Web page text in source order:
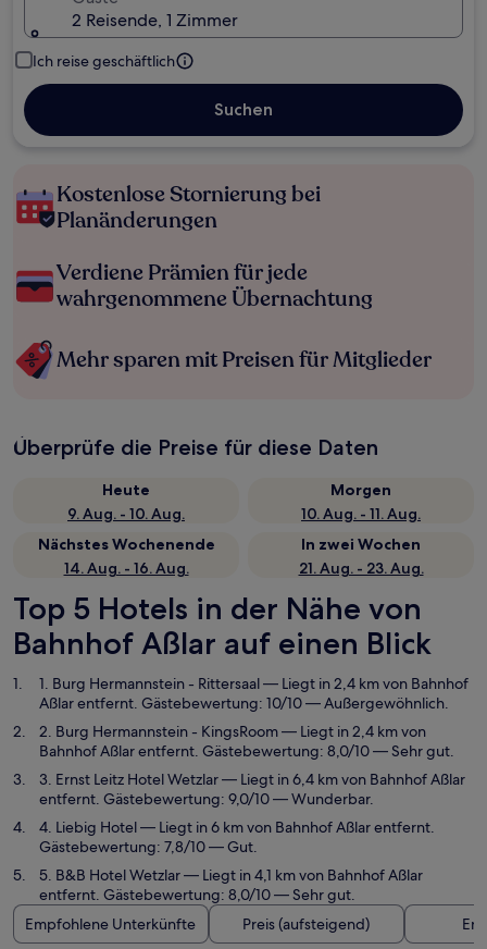
2 Reisende, 1 Zimmer
Ich reise geschäftlich
Suchen
Kostenlose Stornierung bei
Planänderungen
Verdiene Prämien für jede
wahrgenommene Übernachtung
Mehr sparen mit Preisen für Mitglieder
Überprüfe die Preise für diese Daten
Heute
9. Aug. - 10. Aug.
Morgen
10. Aug. - 11. Aug.
Nächstes Wochenende
14. Aug. - 16. Aug.
In zwei Wochen
21. Aug. - 23. Aug.
Top 5 Hotels in der Nähe von
Bahnhof Aßlar auf einen Blick
1. Burg Hermannstein - Rittersaal— Liegt in 2,4 km von Bahnhof
Aßlar entfernt. Gästebewertung: 10/10 — Außergewöhnlich.
2. Burg Hermannstein - KingsRoom— Liegt in 2,4 km von
Bahnhof Aßlar entfernt. Gästebewertung: 8,0/10 — Sehr gut.
3. Ernst Leitz Hotel Wetzlar— Liegt in 6,4 km von Bahnhof Aßlar
entfernt. Gästebewertung: 9,0/10 — Wunderbar.
4. Liebig Hotel— Liegt in 6 km von Bahnhof Aßlar entfernt.
Gästebewertung: 7,8/10 — Gut.
5. B&B Hotel Wetzlar— Liegt in 4,1 km von Bahnhof Aßlar
entfernt. Gästebewertung: 8,0/10 — Sehr gut.
Empfohlene Unterkünfte
Preis (aufsteigend)